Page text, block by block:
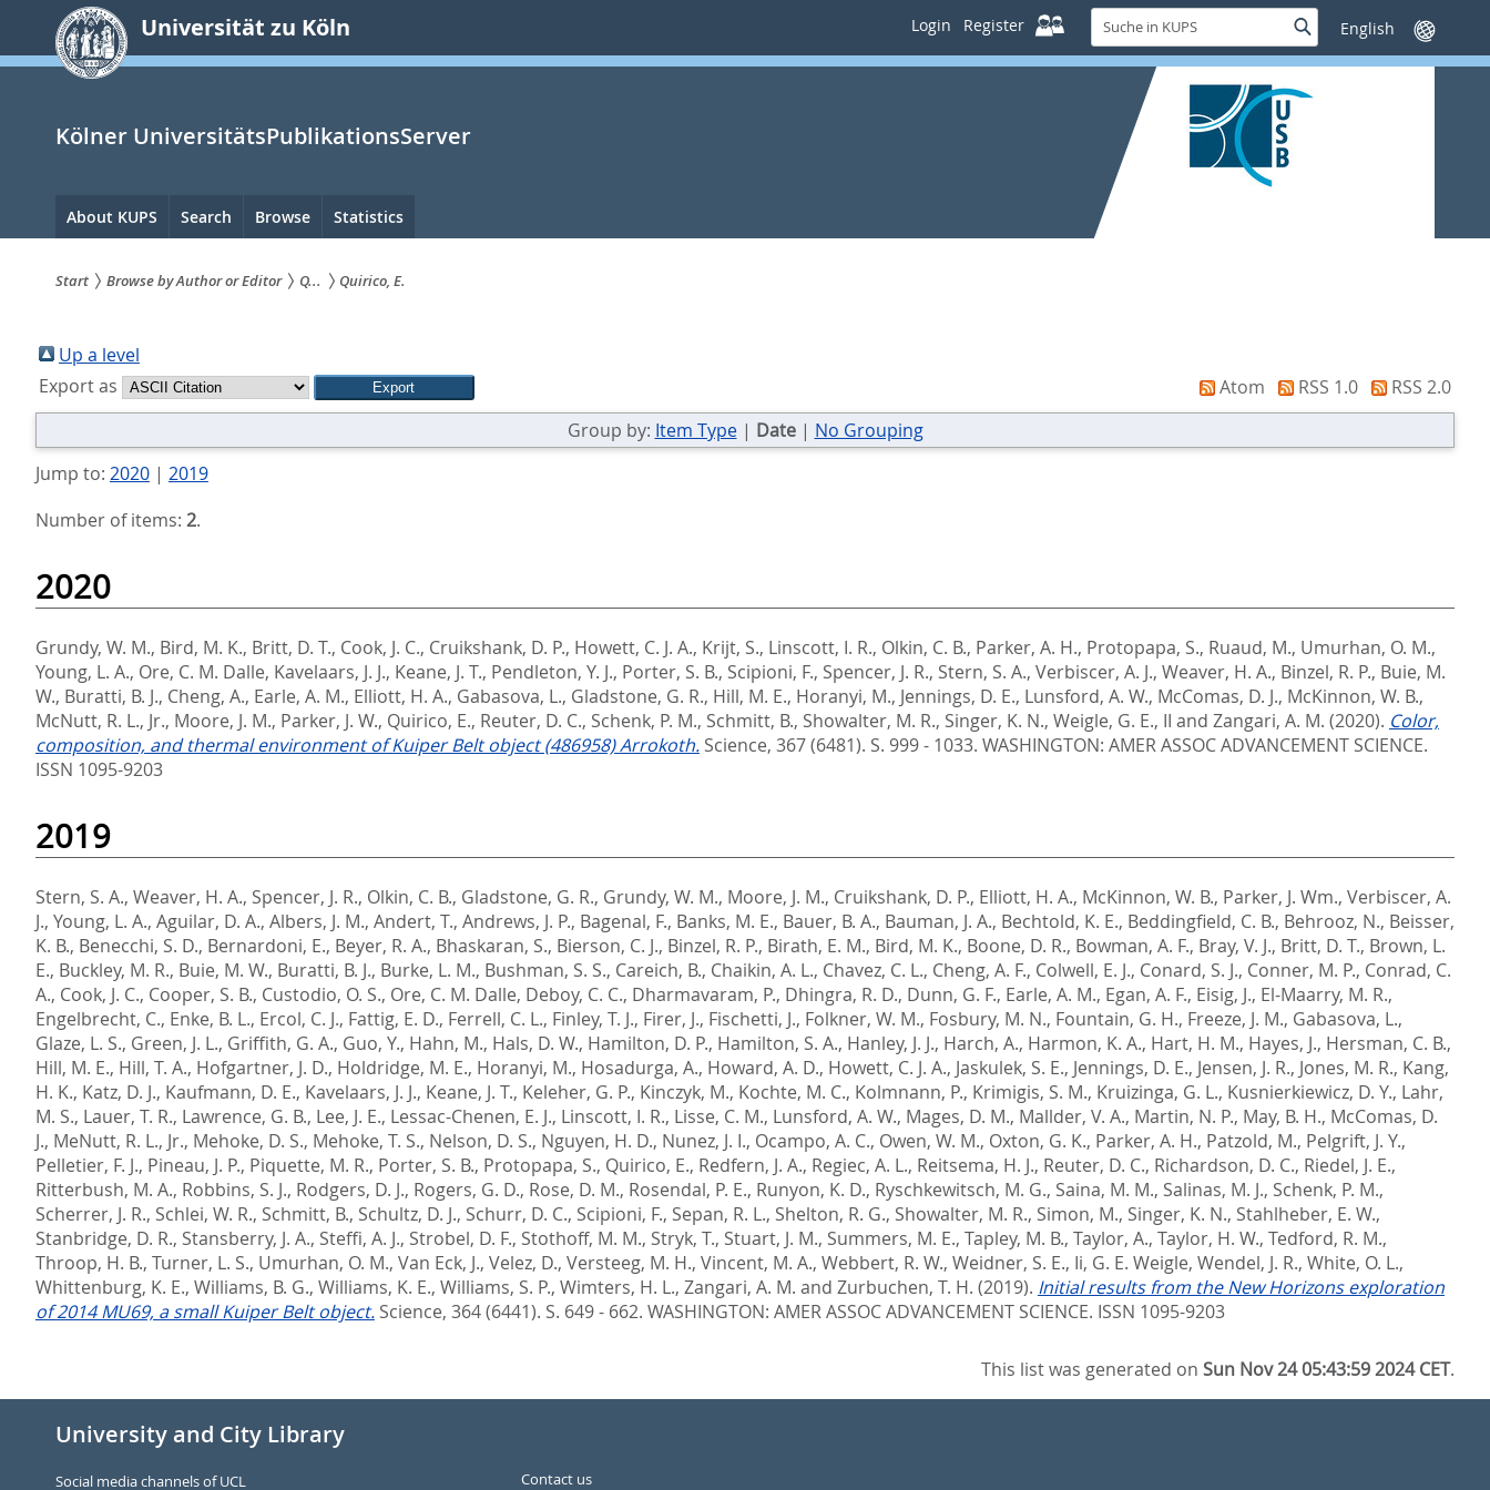
springen
Universität zu Köln Login Register
Suche
in
KUPS
SucheSprache
wechseln
Kölner UniversitätsPublikationsServer
Hauptnavigation
About KUPS Search Browse Statistics
sind
hier:
Start Browse by Author or Editor Q... Quirico, E.
Up a level
Export as
Atom RSS 1.0
RSS 2.0
Group by: Item Type| Date| No Grouping
Jump to: 2020| 2019
Number of items: 2.
2020
Grundy, W. M., Bird, M. K., Britt, D. T., Cook, J. C., Cruikshank, D. P., Howett, C. J. A., Krijt, S., Linscott, I. R., Olkin, C. B., Parker, A. H., Protopapa, S., Ruaud, M., Umurhan, O. M.,
Young, L. A., Ore, C. M. Dalle, Kavelaars, J. J., Keane, J. T., Pendleton, Y. J., Porter, S. B., Scipioni, F., Spencer, J. R., Stern, S. A., Verbiscer, A. J., Weaver, H. A., Binzel, R. P., Buie, M.
W., Buratti, B. J., Cheng, A., Earle, A. M., Elliott, H. A., Gabasova, L., Gladstone, G. R., Hill, M. E., Horanyi, M., Jennings, D. E., Lunsford, A. W., McComas, D. J., McKinnon, W. B.,
McNutt, R. L., Jr., Moore, J. M., Parker, J. W., Quirico, E., Reuter, D. C., Schenk, P. M., Schmitt, B., Showalter, M. R., Singer, K. N., Weigle, G. E., II and Zangari, A. M. (2020). Color,
composition, and thermal environment of Kuiper Belt object (486958) Arrokoth. Science, 367 (6481). S. 999 - 1033. WASHINGTON: AMER ASSOC ADVANCEMENT SCIENCE.
ISSN 1095-9203
2019
Stern, S. A., Weaver, H. A., Spencer, J. R., Olkin, C. B., Gladstone, G. R., Grundy, W. M., Moore, J. M., Cruikshank, D. P., Elliott, H. A., McKinnon, W. B., Parker, J. Wm., Verbiscer, A.
J., Young, L. A., Aguilar, D. A., Albers, J. M., Andert, T., Andrews, J. P., Bagenal, F., Banks, M. E., Bauer, B. A., Bauman, J. A., Bechtold, K. E., Beddingfield, C. B., Behrooz, N., Beisser,
K. B., Benecchi, S. D., Bernardoni, E., Beyer, R. A., Bhaskaran, S., Bierson, C. J., Binzel, R. P., Birath, E. M., Bird, M. K., Boone, D. R., Bowman, A. F., Bray, V. J., Britt, D. T., Brown, L.
E., Buckley, M. R., Buie, M. W., Buratti, B. J., Burke, L. M., Bushman, S. S., Careich, B., Chaikin, A. L., Chavez, C. L., Cheng, A. F., Colwell, E. J., Conard, S. J., Conner, M. P., Conrad, C.
A., Cook, J. C., Cooper, S. B., Custodio, O. S., Ore, C. M. Dalle, Deboy, C. C., Dharmavaram, P., Dhingra, R. D., Dunn, G. F., Earle, A. M., Egan, A. F., Eisig, J., El-Maarry, M. R.,
Engelbrecht, C., Enke, B. L., Ercol, C. J., Fattig, E. D., Ferrell, C. L., Finley, T. J., Firer, J., Fischetti, J., Folkner, W. M., Fosbury, M. N., Fountain, G. H., Freeze, J. M., Gabasova, L.,
Glaze, L. S., Green, J. L., Griffith, G. A., Guo, Y., Hahn, M., Hals, D. W., Hamilton, D. P., Hamilton, S. A., Hanley, J. J., Harch, A., Harmon, K. A., Hart, H. M., Hayes, J., Hersman, C. B.,
Hill, M. E., Hill, T. A., Hofgartner, J. D., Holdridge, M. E., Horanyi, M., Hosadurga, A., Howard, A. D., Howett, C. J. A., Jaskulek, S. E., Jennings, D. E., Jensen, J. R., Jones, M. R., Kang,
H. K., Katz, D. J., Kaufmann, D. E., Kavelaars, J. J., Keane, J. T., Keleher, G. P., Kinczyk, M., Kochte, M. C., Kolmnann, P., Krimigis, S. M., Kruizinga, G. L., Kusnierkiewicz, D. Y., Lahr,
M. S., Lauer, T. R., Lawrence, G. B., Lee, J. E., Lessac-Chenen, E. J., Linscott, I. R., Lisse, C. M., Lunsford, A. W., Mages, D. M., Mallder, V. A., Martin, N. P., May, B. H., McComas, D.
J., MeNutt, R. L., Jr., Mehoke, D. S., Mehoke, T. S., Nelson, D. S., Nguyen, H. D., Nunez, J. I., Ocampo, A. C., Owen, W. M., Oxton, G. K., Parker, A. H., Patzold, M., Pelgrift, J. Y.,
Pelletier, F. J., Pineau, J. P., Piquette, M. R., Porter, S. B., Protopapa, S., Quirico, E., Redfern, J. A., Regiec, A. L., Reitsema, H. J., Reuter, D. C., Richardson, D. C., Riedel, J. E.,
Ritterbush, M. A., Robbins, S. J., Rodgers, D. J., Rogers, G. D., Rose, D. M., Rosendal, P. E., Runyon, K. D., Ryschkewitsch, M. G., Saina, M. M., Salinas, M. J., Schenk, P. M.,
Scherrer, J. R., Schlei, W. R., Schmitt, B., Schultz, D. J., Schurr, D. C., Scipioni, F., Sepan, R. L., Shelton, R. G., Showalter, M. R., Simon, M., Singer, K. N., Stahlheber, E. W.,
Stanbridge, D. R., Stansberry, J. A., Steffi, A. J., Strobel, D. F., Stothoff, M. M., Stryk, T., Stuart, J. M., Summers, M. E., Tapley, M. B., Taylor, A., Taylor, H. W., Tedford, R. M.,
Throop, H. B., Turner, L. S., Umurhan, O. M., Van Eck, J., Velez, D., Versteeg, M. H., Vincent, M. A., Webbert, R. W., Weidner, S. E., Ii, G. E. Weigle, Wendel, J. R., White, O. L.,
Whittenburg, K. E., Williams, B. G., Williams, K. E., Williams, S. P., Wimters, H. L., Zangari, A. M. and Zurbuchen, T. H. (2019). Initial results from the New Horizons exploration
of 2014 MU69, a small Kuiper Belt object. Science, 364 (6441). S. 649 - 662. WASHINGTON: AMER ASSOC ADVANCEMENT SCIENCE. ISSN 1095-9203
This list was generated onSun Nov 24 05:43:59 2024 CET.
University and City Library
Social media channels of UCL Contact us